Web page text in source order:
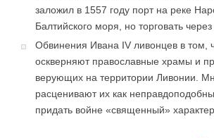
заложил в 1557 году порт на реке
Балтийского моря, но торговать
Обвинения Ивана IV ливонцев в том,
оскверняют православные храмы и
верующих на территории Ливонии.
расценивают их как
придать войне «священный»